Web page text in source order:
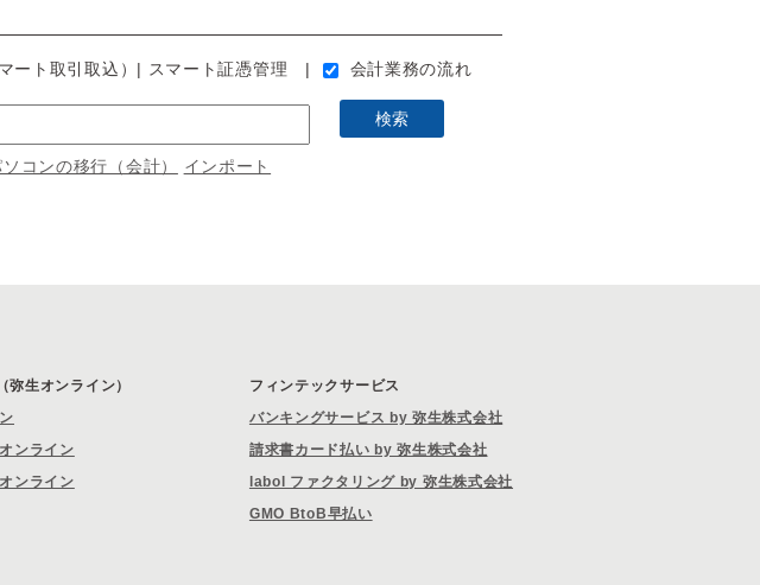
ート取引取込）| スマート証憑管理 会計業務の流れ
コンの移行（会計） インポート
弥生オンライン）
ンライン
ンライン
フィンテックサービス
バンキングサービス by 弥生株式会社
請求書カード払い by 弥生株式会社
labol ファクタリング by 弥生株式会社
GMO BtoB早払い